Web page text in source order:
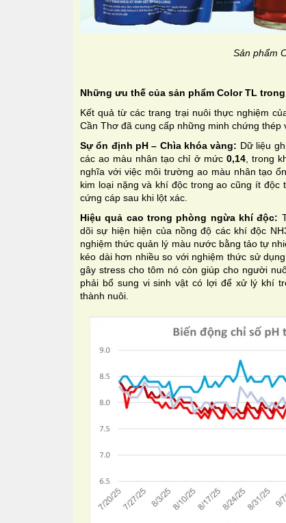
Sản phẩm
Những ưu thế của sản phẩm Color TL
Kết quả từ các trang trại nuôi thực nghiệm
Cần Thơ đã cung cấp những minh chứng thép
Sự ổn định pH – Chìa khóa vàng: Dữ liệu
các ao màu nhân tạo chỉ ở mức 0,14, trong
nghĩa với việc môi trường ao màu nhân tạo
kim loại nặng và khí độc trong ao cũng ít
cứng cáp sau khi lột xác.
Hiệu quả cao trong phòng ngừa khí độc:
dõi sự hiện hiện của nồng độ các khí độc
nghiệm thức quản lý màu nước bằng tảo tự
kéo dài hơn nhiều so với nghiệm thức sử
gây stress cho tôm nó còn giúp cho người
phải bổ sung vi sinh vật có lợi để xử lý khí
thành nuôi.